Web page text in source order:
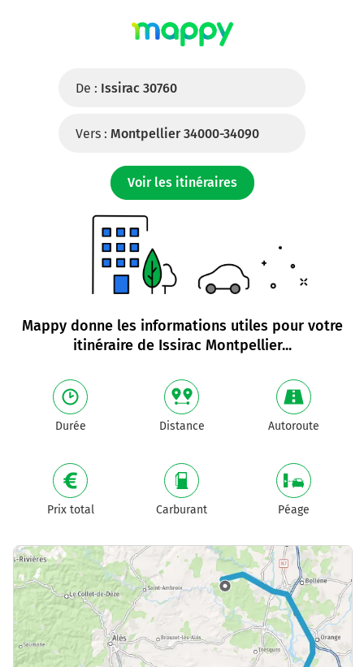
De : Issirac 30760
Vers : Montpellier 34000-34090
Voir les itinéraires
Mappy donne les informations utiles pour votre
itinéraire de Issirac Montpellier...
Durée Distance Autoroute
Prix total Carburant Péage